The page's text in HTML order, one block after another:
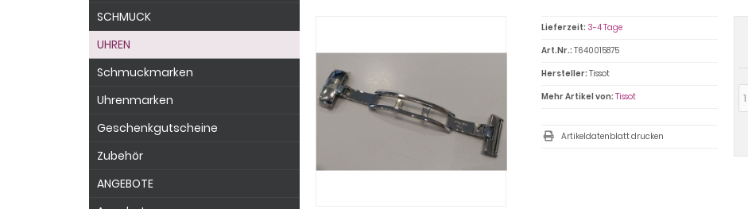
Lieferzeit: 3-4 Tage
Art.Nr.: T640015875
Hersteller: Tissot
Mehr Artikel von: Tissot
Artikeldatenblatt drucken
SCHMUCK
UHREN
Schmuckmarken
Uhrenmarken
Geschenkgutscheine
Zubehör
ANGEBOTE